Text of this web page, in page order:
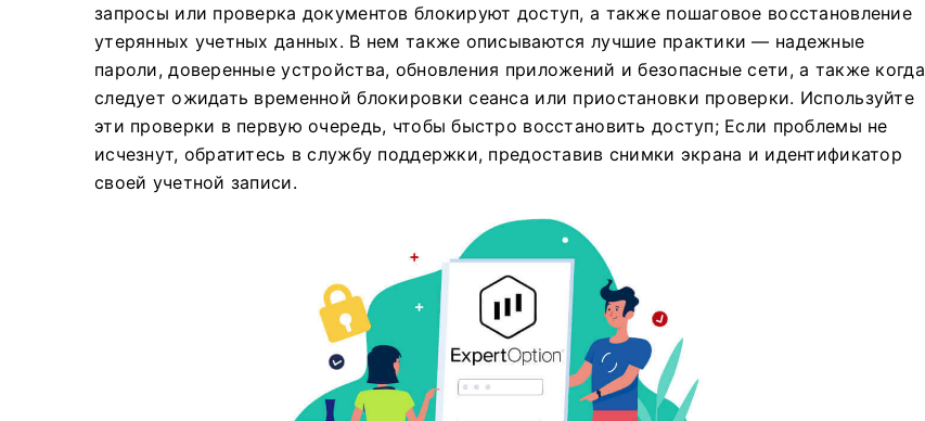
запросы или проверка документов блокируют доступ, а также пошаговое восстановление
утерянных учетных данных. В нем также описываются лучшие практики — надежные
пароли, доверенные устройства, обновления приложений и безопасные сети, а также когда
следует ожидать временной блокировки сеанса или приостановки проверки. Используйте
эти проверки в первую очередь, чтобы быстро восстановить доступ; Если проблемы не
исчезнут, обратитесь в службу поддержки, предоставив снимки экрана и идентификатор
своей учетной записи.